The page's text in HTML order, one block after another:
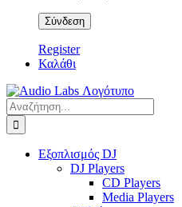
Register
Καλάθι
Αναζήτηση
για:
Εξοπλισμός DJ
DJ Players
CD Players
Media Players